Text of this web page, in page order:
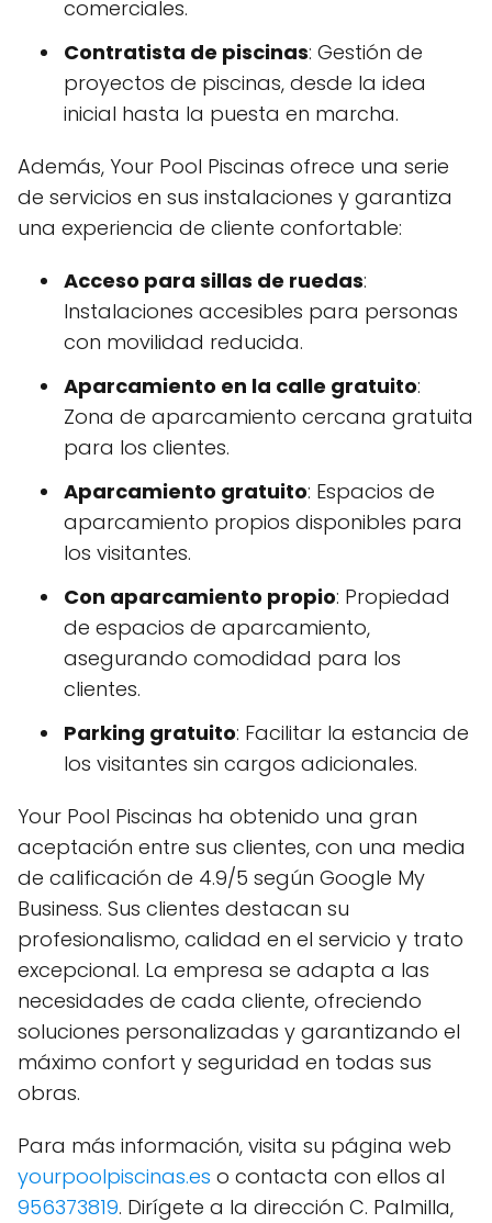
comerciales.
Contratista de piscinas: Gestión de
proyectos de piscinas, desde la idea
inicial hasta la puesta en marcha.
Además, Your Pool Piscinas ofrece una serie
de servicios en sus instalaciones y garantiza
una experiencia de cliente confortable:
Acceso para sillas de ruedas:
Instalaciones accesibles para personas
con movilidad reducida.
Aparcamiento en la calle gratuito:
Zona de aparcamiento cercana gratuita
para los clientes.
Aparcamiento gratuito: Espacios de
aparcamiento propios disponibles para
los visitantes.
Con aparcamiento propio: Propiedad
de espacios de aparcamiento,
asegurando comodidad para los
clientes.
Parking gratuito: Facilitar la estancia de
los visitantes sin cargos adicionales.
Your Pool Piscinas ha obtenido una gran
aceptación entre sus clientes, con una media
de calificación de 4.9/5 según Google My
Business. Sus clientes destacan su
profesionalismo, calidad en el servicio y trato
excepcional. La empresa se adapta a las
necesidades de cada cliente, ofreciendo
soluciones personalizadas y garantizando el
máximo confort y seguridad en todas sus
obras.
Para más información, visita su página web
yourpoolpiscinas.es o contacta con ellos al
956373819. Dirígete a la dirección C. Palmilla,